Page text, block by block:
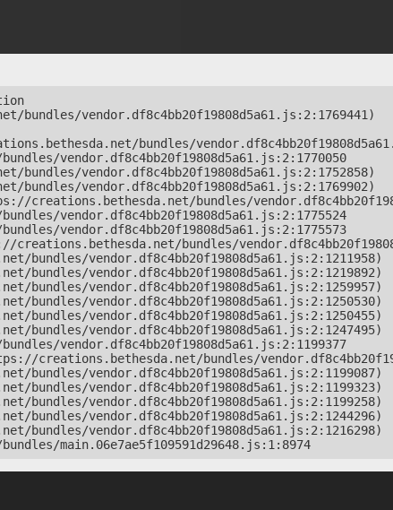
bundles/vendor.df8c4bb20f19808d5a61.js:2:1769441)
bundles/
vendor.df8c4bb20f19808d5a61.js:2:1770050
bundles/vendor.df8c4bb20f19808d5a61.js:2:1752858)
bundles/vendor.df8c4bb20f19808d5a61.js:2:1769902)
creations.bethesda.net/bundles/
vendor.df8c4bb20f19808d5a61.js:2:1775524
vendor.df8c4bb20f19808d5a61.js:2:1775573
creations.bethesda.net/bundles/
bundles/vendor.df8c4bb20f19808d5a61.js:2:1211958)
bundles/vendor.df8c4bb20f19808d5a61.js:2:1219892)
bundles/vendor.df8c4bb20f19808d5a61.js:2:1259957)
bundles/vendor.df8c4bb20f19808d5a61.js:2:1250530)
bundles/vendor.df8c4bb20f19808d5a61.js:2:1250455)
bundles/vendor.df8c4bb20f19808d5a61.js:2:1247495)
vendor.df8c4bb20f19808d5a61.js:2:1199377
creations.bethesda.net/bundles/
bundles/vendor.df8c4bb20f19808d5a61.js:2:1199087)
bundles/vendor.df8c4bb20f19808d5a61.js:2:1199323)
bundles/vendor.df8c4bb20f19808d5a61.js:2:1199258)
bundles/vendor.df8c4bb20f19808d5a61.js:2:1244296)
bundles/vendor.df8c4bb20f19808d5a61.js:2:1216298)
main.06e7ae5f109591d29648.js:1:8974